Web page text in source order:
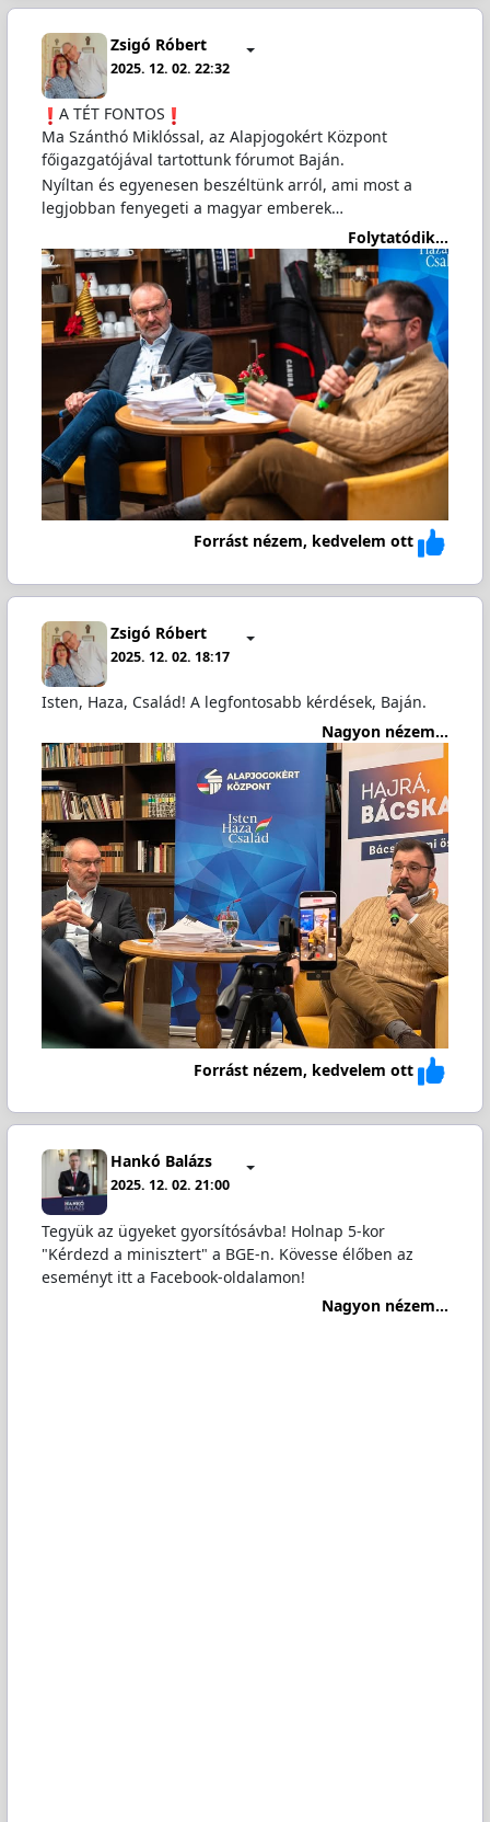
Zsigó Róbert
2025. 12. 02. 22:32
️A TÉT FONTOS
Ma Szánthó Miklóssal, az Alapjogokért Központ
főigazgatójával tartottunk fórumot Baján.
Nyíltan és egyenesen beszéltünk arról, ami most a
legjobban fenyegeti a magyar emberek…
Folytatódik...
Forrást nézem, kedvelem ott
Zsigó Róbert
2025. 12. 02. 18:17
Isten, Haza, Család! A legfontosabb kérdések, Baján.
Nagyon nézem...
Forrást nézem, kedvelem ott
Hankó Balázs
2025. 12. 02. 21:00
Tegyük az ügyeket gyorsítósávba! Holnap 5-kor
"Kérdezd a minisztert" a BGE-n. Kövesse élőben az
eseményt itt a Facebook-oldalamon!
Nagyon nézem...